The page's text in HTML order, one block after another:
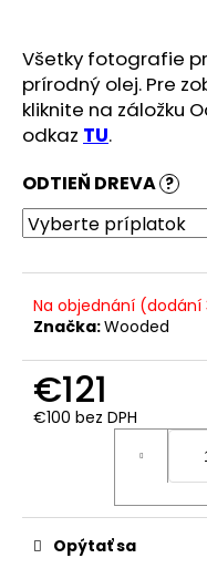
Všetky fotografie
prírodný olej. Pre
kliknite na záložku
odkaz TU.
ODTIEŇ DREVA ?
Na objednání
Značka:Wooded
€121
€100 bez DPH
Jednotková
Opýtať sa